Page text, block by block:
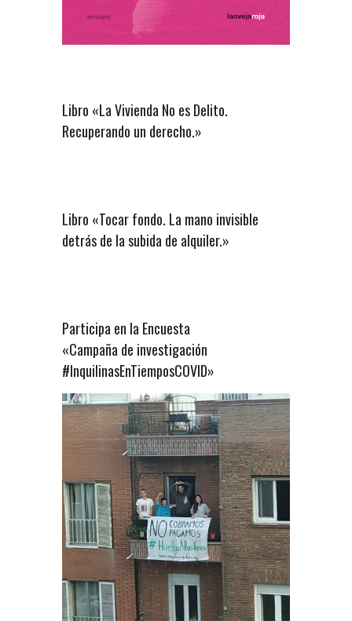
Libro «La Vivienda No es Delito.
Recuperando un derecho.»
Libro «Tocar fondo. La mano invisible
detrás de la subida de alquiler.»
Participa en la Encuesta
«Campaña de investigación
#InquilinasEnTiemposCOVID»